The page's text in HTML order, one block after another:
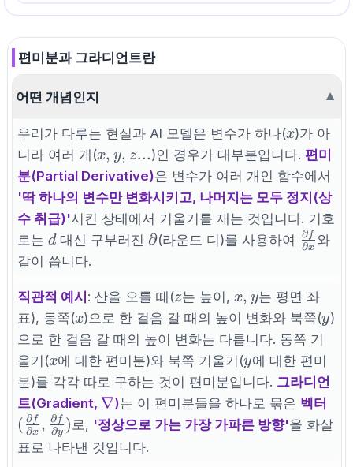
편미분과 그라디언트란
어떤 개념인지 ▼
우리가 다루는 현실과 AI 모델은 변수가 하나(x
x)가 아
니라 여러 개(x,
y,
z...
x, y, z...)인 경우가 대부분입니다. 편미
분(Partial Derivative)은 변수가 여러 개인 함수에서
'딱 하나의 변수만 변화시키고, 나머지는 모두 정지(상
수 취급)'시킨 상태에서 기울기를 재는 것입니다. 기호
로는d
d대신 구부러진 \partial
∂(라운드 디)를 사용하여 ∂x
∂f 와
같이 씁니다.
직관적 예시: 산을 오를 때(z
z는 높이,x,
y
x, y는 평면 좌
표), 동쪽(x
x)으로 한 걸음 갈 때의 높이 변화와 북쪽(y
y)
으로 한 걸음 갈 때의 높이 변화는 다릅니다. 동쪽 기
울기(x
x에 대한 편미분)와 북쪽 기울기(y
y에 대한 편미
분)를 각각 따로 구하는 것이 편미분입니다. 그라디언
트(Gradient, \nabla
∇)는 이 편미분들을 하나로 묶은 벡터
( ∂x
∂f , ∂y
∂ f ) 로, '정상으로 가는 가장 가파른 방향'을 화살
표로 나타낸 것입니다.